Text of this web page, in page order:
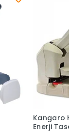
Kangaro
Enerji